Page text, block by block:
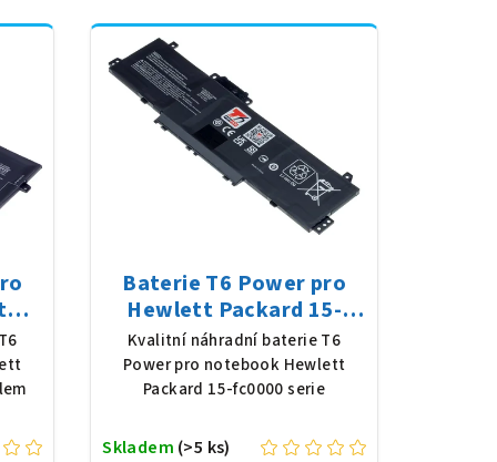
Baterie T6 Power pro
Hewlett Packard 15-
fc0000 serie, Li-Poly,
11,25 V, 3648 mAh (41
Wh), černá
Kvalitní náhradní baterie T6
Power pro notebook Hewlett
Packard 15-fc0000 serie
Skladem (>5 ks)